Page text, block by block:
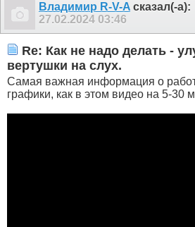
Владимир R-V-A сказал(-а):
27.02.2024 03:46
Re: Как не надо делать -
вертушки на слух.
Самая важная информация о
графики, как в этом видео на 5-30